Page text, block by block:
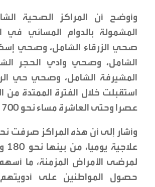
وأوضح أن المراكز الصحية
المشمولة بالدوام المسائي في
صحي الزرقاء الشامل، وصحي
الشامل، وصحي وادي الحجر
المشيرفة الشامل، وصحي حي
استقبلت خلال الفترة الممتدة من
عصرا وحتى العاشرة مساء نحو 700 مراجع يوميا.
لمرضى الأمراض المزمنة، ما
حصول المواطنين على